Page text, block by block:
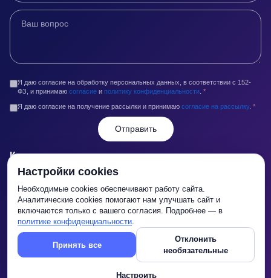
Я даю согласие на обработку персональных данных, в соответствии с 152-
ФЗ, и принимаю согласие и политику конфиденциальности *
Я даю согласие на получение рассылки и принимаю согласие на рассылку. *
Отправить
Контакты
info@legaltop.ru
+7 (495) 2014-014
г. Москва,Кропоткинский переулок, д. 4, стр. 2
С Пн по Пт с 10:00 до 18:00
Настройки cookies
Необходимые cookies обеспечивают работу сайта.
Аналитические cookies помогают нам улучшать сайт и
включаются только с вашего согласия. Подробнее — в
политике конфиденциальности.
Принять все
Отклонить
необязательные
Настроить